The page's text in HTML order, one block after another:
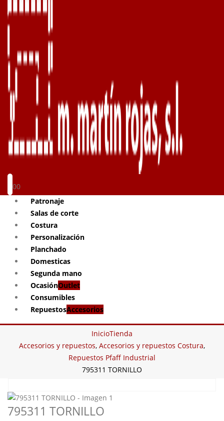
00
Patronaje
Salas de corte
Costura
Personalización
Planchado
Domesticas
Segunda mano
OcasiónOutlet
Consumibles
RepuestosAccesorios
InicioTienda
Accesorios y repuestos, Accesorios y repuestos Costura,
Repuestos Pfaff Industrial
795311 TORNILLO
795311 TORNILLO